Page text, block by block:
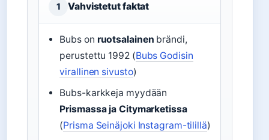
1 Vahvistetut faktat
Bubs on ruotsalainen brändi,
perustettu 1992 (Bubs Godisin
virallinen sivusto)
Bubs-karkkeja myydään
Prismassa ja Citymarketissa
(Prisma Seinäjoki Instagram-tilillä)